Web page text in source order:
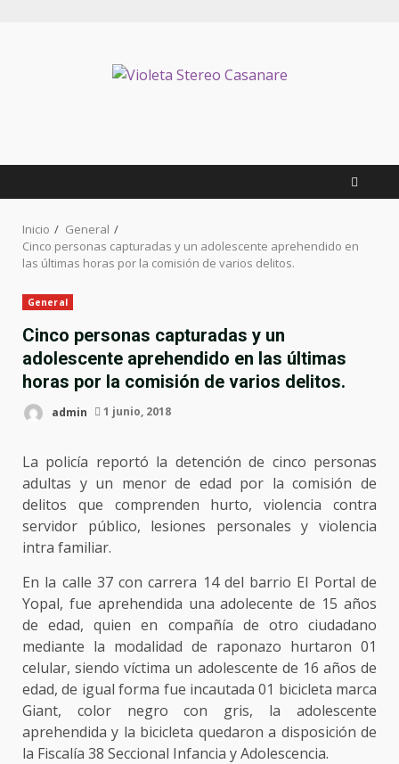
Inicio
General
Cinco personas capturadas y un adolescente aprehendido en
las últimas horas por la comisión de varios delitos.
General
Cinco personas capturadas y un
adolescente aprehendido en las últimas
horas por la comisión de varios delitos.
admin 1 junio, 2018
La policía reportó la detención de cinco personas
adultas y un menor de edad por la comisión de
delitos que comprenden hurto, violencia contra
servidor público, lesiones personales y violencia
intra familiar.
En la calle 37 con carrera 14 del barrio El Portal de
Yopal, fue aprehendida una adolecente de 15 años
de edad, quien en compañía de otro ciudadano
mediante la modalidad de raponazo hurtaron 01
celular, siendo víctima un adolescente de 16 años de
edad, de igual forma fue incautada 01 bicicleta marca
Giant, color negro con gris, la adolescente
aprehendida y la bicicleta quedaron a disposición de
la Fiscalía 38 Seccional Infancia y Adolescencia.